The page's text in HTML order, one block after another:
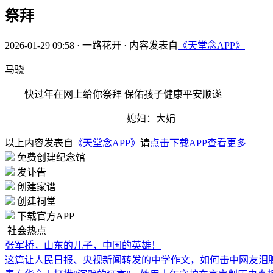
祭拜
2026-01-29 09:58 · 一路花开 · 内容发表自 《天堂念APP》
马骁
快过年在网上给你祭拜 保佑孩子健康平安顺遂
媳妇：大娟
以上内容发表自 《天堂念APP》 请点击下载APP查看更多
免费创建纪念馆
发讣告
创建家谱
创建祠堂
下载官方APP
社会热点
张军桥，山东的儿子，中国的英雄！
这篇让人民日报、央视新闻转发的中学作文，如何击中网友